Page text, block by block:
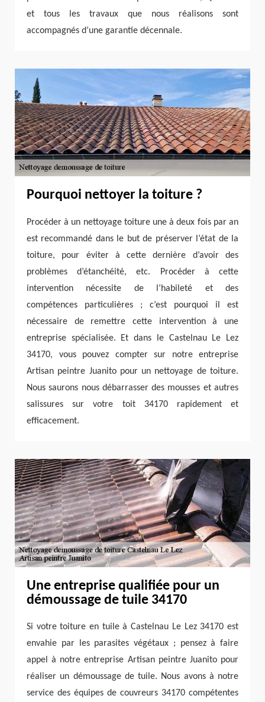
et tous les travaux que nous réalisons sont
accompagnés d’une garantie décennale.
Pourquoi nettoyer la toiture ?
Procéder à un nettoyage toiture une à deux fois par an
est recommandé dans le but de préserver l’état de la
toiture, pour éviter à cette dernière d’avoir des
problèmes d’étanchéité, etc. Procéder à cette
intervention nécessite de l’habileté et des
compétences particulières ; c’est pourquoi il est
nécessaire de remettre cette intervention à une
entreprise spécialisée. Et dans le Castelnau Le Lez
34170, vous pouvez compter sur notre entreprise
Artisan peintre Juanito pour un nettoyage de toiture.
Nous saurons nous débarrasser des mousses et autres
salissures sur votre toit 34170 rapidement et
efficacement.
Une entreprise qualifiée pour un
démoussage de tuile 34170
Si votre toiture en tuile à Castelnau Le Lez 34170 est
envahie par les parasites végétaux ; pensez à faire
appel à notre entreprise Artisan peintre Juanito pour
réaliser un démoussage de tuile. Nous avons à notre
service des équipes de couvreurs 34170 compétentes